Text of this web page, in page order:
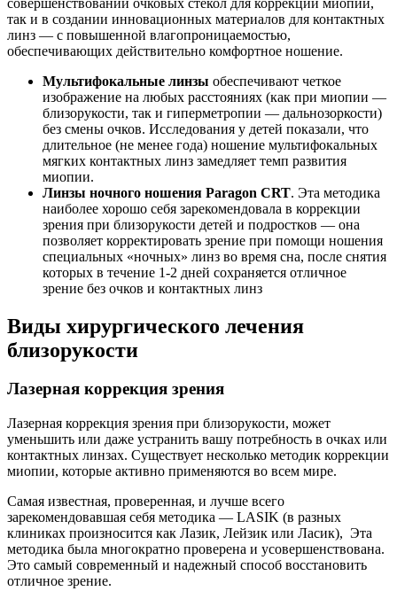
так и в создании инновационных материалов для контактных
линз — с повышенной влагопроницаемостью,
обеспечивающих действительно комфортное ношение.
Мультифокальные линзы обеспечивают четкое
изображение на любых расстояниях (как при миопии —
близорукости, так и гиперметропии — дальнозоркости)
без смены очков. Исследования у детей показали, что
длительное (не менее года) ношение мультифокальных
мягких контактных линз замедляет темп развития
миопии.
Линзы ночного ношения Paragon CRT. Эта методика
наиболее хорошо себя зарекомендовала в коррекции
зрения при близорукости детей и подростков — она
позволяет корректировать зрение при помощи ношения
специальных «ночных» линз во время сна, после снятия
которых в течение 1-2 дней сохраняется отличное
зрение без очков и контактных линз
Виды хирургического лечения
близорукости
Лазерная коррекция зрения
Лазерная коррекция зрения при близорукости, может
уменьшить или даже устранить вашу потребность в очках или
контактных линзах. Существует несколько методик коррекции
миопии, которые активно применяются во всем мире.
Самая известная, проверенная, и лучше всего
зарекомендовавшая себя методика — LASIK (в разных
клиниках произносится как Лазик, Лейзик или Ласик), Эта
методика была многократно проверена и усовершенствована.
Это самый современный и надежный способ восстановить
отличное зрение.